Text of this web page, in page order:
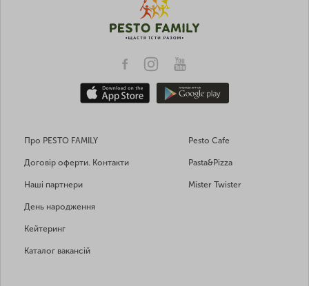
Про PESTO FAMILY
Договір оферти. Контакти
Наші партнери
День народження
Кейтеринг
Каталог вакансій
Pesto Cafe
Pasta&Pizza
Mister Twister